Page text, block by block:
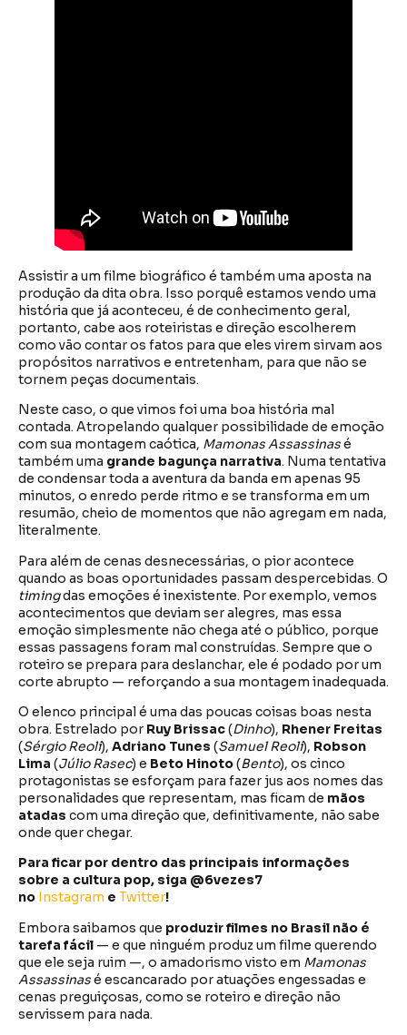
Assistir a um filme biográfico é também uma aposta na
produção da dita obra. Isso porquê estamos vendo uma
história que já aconteceu, é de conhecimento geral,
portanto, cabe aos roteiristas e direção escolherem
como vão contar os fatos para que eles virem sirvam aos
propósitos narrativos e entretenham, para que não se
tornem peças documentais.
Neste caso, o que vimos foi uma boa história mal
contada. Atropelando qualquer possibilidade de emoção
com sua montagem caótica, Mamonas Assassinasé
também uma grande bagunça narrativa. Numa tentativa
de condensar toda a aventura da banda em apenas 95
minutos, o enredo perde ritmo e se transforma em um
resumão, cheio de momentos que não agregam em nada,
literalmente.
Para além de cenas desnecessárias, o pior acontece
quando as boas oportunidades passam despercebidas. O
timingdas emoções é inexistente. Por exemplo, vemos
acontecimentos que deviam ser alegres, mas essa
emoção simplesmente não chega até o público, porque
essas passagens foram mal construídas. Sempre que o
roteiro se prepara para deslanchar, ele é podado por um
corte abrupto — reforçando a sua montagem inadequada.
O elenco principal é uma das poucas coisas boas nesta
obra. Estrelado por Ruy Brissac(Dinho), Rhener Freitas
(Sérgio Reoli), Adriano Tunes (Samuel Reoli), Robson
Lima (Júlio Rasec) e Beto Hinoto(Bento), os cinco
protagonistas se esforçam para fazer jus aos nomes das
personalidades que representam, mas ficam de mãos
atadas com uma direção que, definitivamente, não sabe
onde quer chegar.
Para ficar por dentro das principais informações
sobre a cultura pop, siga @6vezes7
no Instagram e Twitter!
Embora saibamos que produzir filmes no Brasil não é
tarefa fácil — e que ninguém produz um filme querendo
que ele seja ruim —, o amadorismo visto em Mamonas
Assassinasé escancarado por atuações engessadas e
cenas preguiçosas, como se roteiro e direção não
servissem para nada.